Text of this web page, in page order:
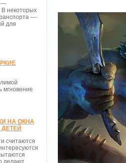
—
В некоторых
—
для
мгновение
НА ОКНА
считаются
делают